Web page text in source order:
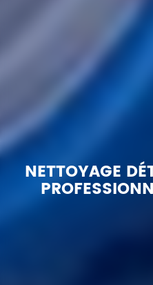
NETTOYAGE